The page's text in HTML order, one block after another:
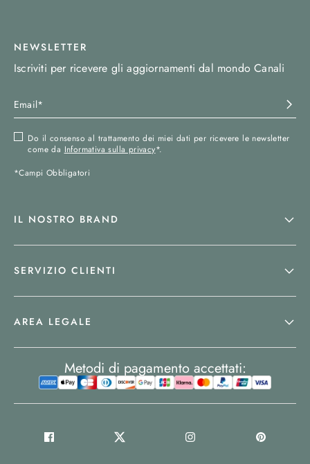
NEWSLETTER
Iscriviti per ricevere gli aggiornamenti dal mondo Canali
Do il consenso al trattamento dei miei dati per ricevere le newsletter
come da Informativa sulla privacy*.
*Campi Obbligatori
IL NOSTRO BRAND
SERVIZIO CLIENTI
AREA LEGALE
Metodi di pagamento accettati: